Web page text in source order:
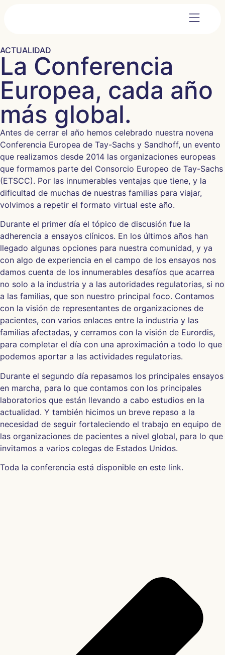
ACTUALIDAD
La Conferencia
Europea, cada año
más global.
Antes de cerrar el año hemos celebrado nuestra novena
Conferencia Europea de Tay-Sachs y Sandhoff, un evento
que realizamos desde 2014 las organizaciones europeas
que formamos parte del Consorcio Europeo de Tay-Sachs
(ETSCC). Por las innumerables ventajas que tiene, y la
dificultad de muchas de nuestras familias para viajar,
volvimos a repetir el formato virtual este año.
Durante el primer día el tópico de discusión fue la
adherencia a ensayos clínicos. En los últimos años han
llegado algunas opciones para nuestra comunidad, y ya
con algo de experiencia en el campo de los ensayos nos
damos cuenta de los innumerables desafíos que acarrea
no solo a la industria y a las autoridades regulatorias, si no
a las familias, que son nuestro principal foco. Contamos
con la visión de representantes de organizaciones de
pacientes, con varios enlaces entre la industria y las
familias afectadas, y cerramos con la visión de Eurordis,
para completar el día con una aproximación a todo lo que
podemos aportar a las actividades regulatorias.
Durante el segundo día repasamos los principales ensayos
en marcha, para lo que contamos con los principales
laboratorios que están llevando a cabo estudios en la
actualidad. Y también hicimos un breve repaso a la
necesidad de seguir fortaleciendo el trabajo en equipo de
las organizaciones de pacientes a nivel global, para lo que
invitamos a varios colegas de Estados Unidos.
Toda la conferencia está disponible en este link.